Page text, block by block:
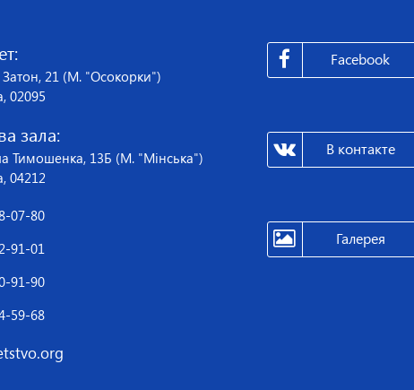
21 (М. "Осокорки")
02095
зала:
Тимошенка, 13Б (М. "Мінська")
04212
07-80
91-01
91-90
59-68
Facebook
В контакте
Галерея